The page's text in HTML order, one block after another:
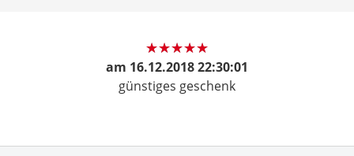
am 16.12.2018 22:30:01
günstiges geschenk